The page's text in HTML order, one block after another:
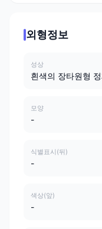
외형정보
성상
흰색의 장타원형
모양
-
식별표시(뒤)
-
색상(앞)
-